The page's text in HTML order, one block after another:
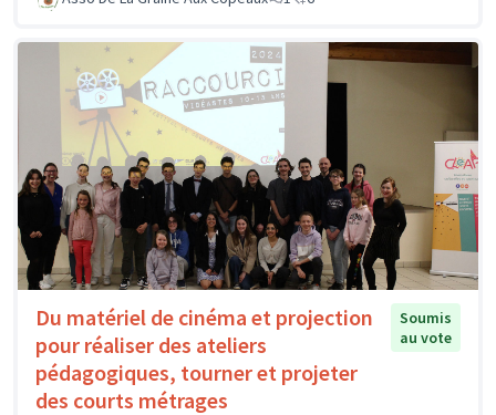
Du matériel de cinéma et projection
pour réaliser des ateliers
pédagogiques, tourner et projeter
des courts métrages
Soumis
au vote